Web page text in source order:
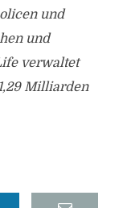
und
und
verwaltet
Milliarden